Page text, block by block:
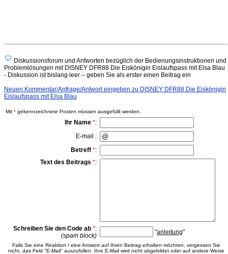
Diskussionsforum und Antworten bezüglich der Bedienungsinstruktionen und
Problemlösungen mit DISNEY DFR88 Die Eiskönigin Eislaufspass mit Elsa Blau
- Diskussion ist bislang leer – geben Sie als erster einen Beitrag ein
Neuen Kommentar/Anfrage/Antwort eingeben zu DISNEY DFR88 Die Eiskönigin
Eislaufspass mit Elsa Blau
Mit * gekennzeichnete Posten müssen ausgefüllt werden.
Ihr Name *:
E-mail :
Betreff *:
Text des Beitrags *:
Schreiben Sie den Code ab *:
(spam block)
"anleitung"
Falls Sie eine Reaktion / eine Antwort auf Ihren Beitrag erhalten möchten, vergessen Sie
nicht, das Feld "E-Mail" auszufüllen. Ihre E-Mail wird nicht abgebildet oder auf andere Weise